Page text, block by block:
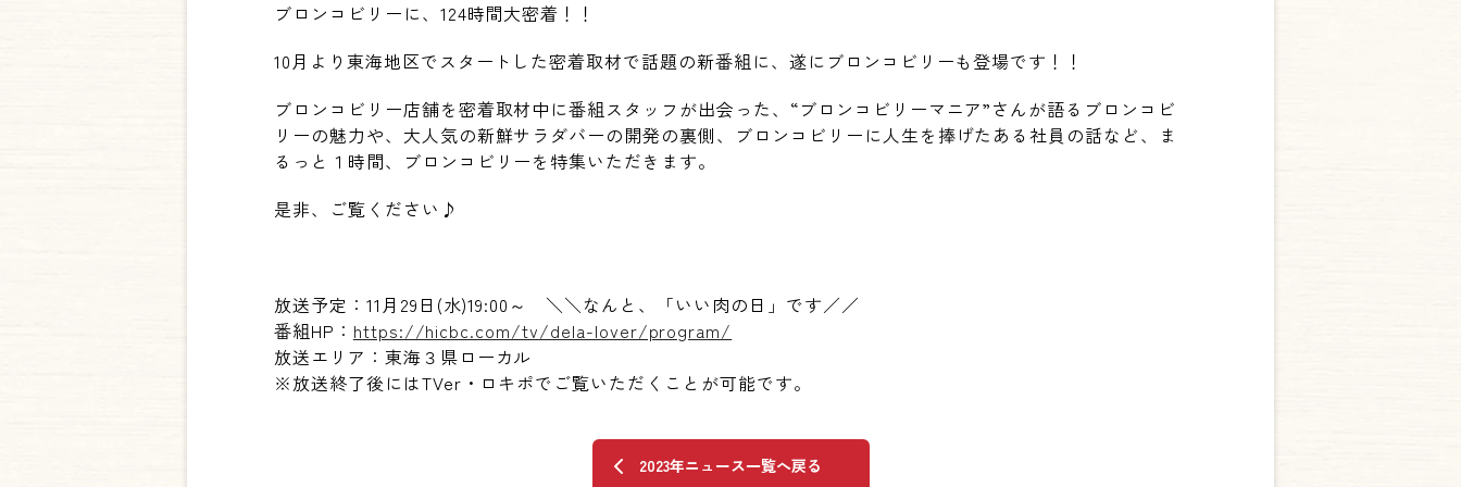
ブロンコビリーに、124時間大密着！！
10月より東海地区でスタートした密着取材で話題の新番組に、遂にブロンコビリーも登場です！！
ブロンコビリー店舗を密着取材中に番組スタッフが出会った、“ブロンコビリーマニア”さんが語るブロンコビ
リーの魅力や、大人気の新鮮サラダバーの開発の裏側、ブロンコビリーに人生を捧げたある社員の話など、ま
るっと１時間、ブロンコビリーを特集いただきます。
是非、ご覧ください♪
放送予定：11月29日(水)19:00～ ＼＼なんと、「いい肉の日」です／／
番組HP： https://hicbc.com/tv/dela-lover/program/
放送エリア：東海３県ローカル
※放送終了後にはTVer・ロキポでご覧いただくことが可能です。
2023年ニュース一覧へ戻る